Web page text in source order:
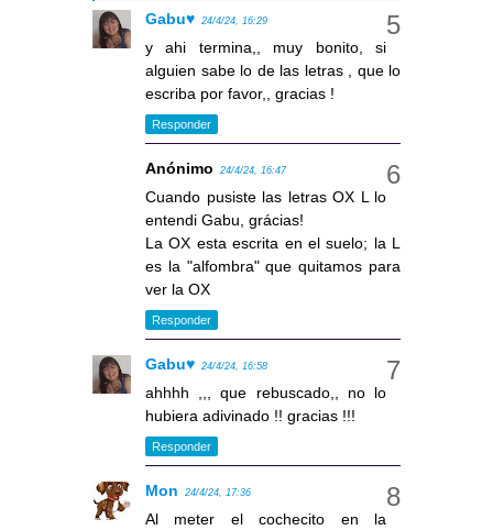
Gabu♥ 24/4/24, 16:29
y ahi termina,, muy bonito, si
alguien sabe lo de las letras , que lo
escriba por favor,, gracias !
Responder
Anónimo 24/4/24, 16:47
Cuando pusiste las letras OX L lo
entendi Gabu, grácias!
La OX esta escrita en el suelo; la L
es la "alfombra" que quitamos para
ver la OX
Responder
Gabu♥ 24/4/24, 16:58
ahhhh ,,, que rebuscado,, no lo
hubiera adivinado !! gracias !!!
Responder
Mon 24/4/24, 17:36
Al meter el cochecito en la